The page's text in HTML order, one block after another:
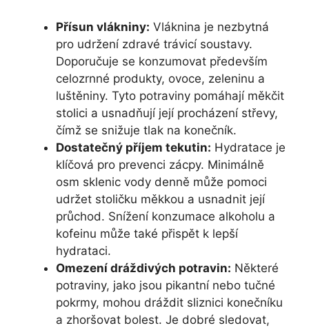
Přísun vlákniny: Vláknina je nezbytná
pro udržení zdravé trávicí soustavy.
Doporučuje se konzumovat především
celozrnné produkty, ovoce, zeleninu a
luštěniny. Tyto potraviny pomáhají měkčit
stolici a usnadňují její procházení střevy,
čímž se snižuje tlak na konečník.
Dostatečný příjem tekutin: Hydratace je
klíčová pro prevenci zácpy. Minimálně
osm sklenic vody denně může pomoci
udržet stoličku měkkou a usnadnit její
průchod. Snížení konzumace alkoholu a
kofeinu může také přispět k lepší
hydrataci.
Omezení dráždivých potravin: Některé
potraviny, jako jsou pikantní nebo tučné
pokrmy, mohou dráždit sliznici konečníku
a zhoršovat bolest. Je dobré sledovat,